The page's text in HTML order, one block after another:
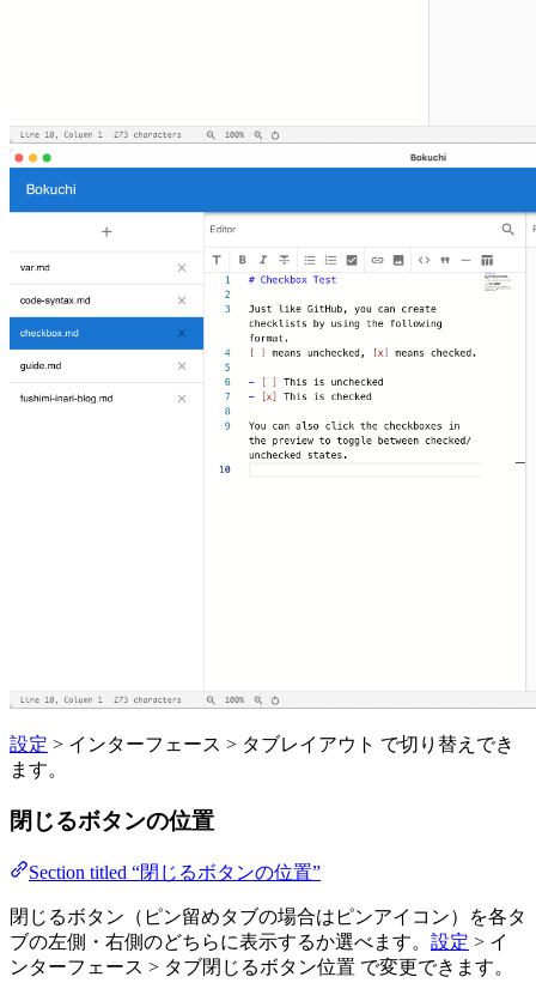
設定 > インターフェース > タブレイアウト で切り替えでき
ます。
閉じるボタンの位置
Section titled “閉じるボタンの位置”
閉じるボタン（ピン留めタブの場合はピンアイコン）を各タ
ブの左側・右側のどちらに表示するか選べます。 設定 > イ
ンターフェース > タブ閉じるボタン位置 で変更できます。